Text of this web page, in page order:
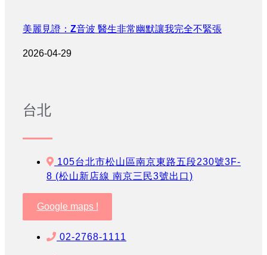
美麗見證：Z音波 醫生非常幽默讓我完全不緊張
2026-04-29
台北
105台北市松山區南京東路五段230號3F-
8 (松山新店線 南京三民3號出口)
Google maps !
02-2768-1111